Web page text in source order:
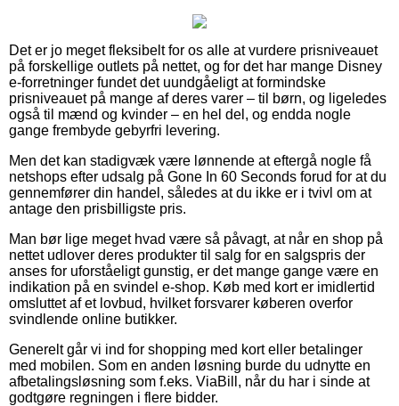
Det er jo meget fleksibelt for os alle at vurdere prisniveauet
på forskellige outlets på nettet, og for det har mange Disney
e-forretninger fundet det uundgåeligt at formindske
prisniveauet på mange af deres varer – til børn, og ligeledes
også til mænd og kvinder – en hel del, og endda nogle
gange frembyde gebyrfri levering.
Men det kan stadigvæk være lønnende at eftergå nogle få
netshops efter udsalg på Gone In 60 Seconds forud for at du
gennemfører din handel, således at du ikke er i tvivl om at
antage den prisbilligste pris.
Man bør lige meget hvad være så påvagt, at når en shop på
nettet udlover deres produkter til salg for en salgspris der
anses for uforståeligt gunstig, er det mange gange være en
indikation på en svindel e-shop. Køb med kort er imidlertid
omsluttet af et lovbud, hvilket forsvarer køberen overfor
svindlende online butikker.
Generelt går vi ind for shopping med kort eller betalinger
med mobilen. Som en anden løsning burde du udnytte en
afbetalingsløsning som f.eks. ViaBill, når du har i sinde at
godtgøre regningen i flere bidder.